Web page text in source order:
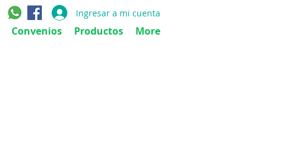
Convenios Productos More
Ingresar a mi cuenta